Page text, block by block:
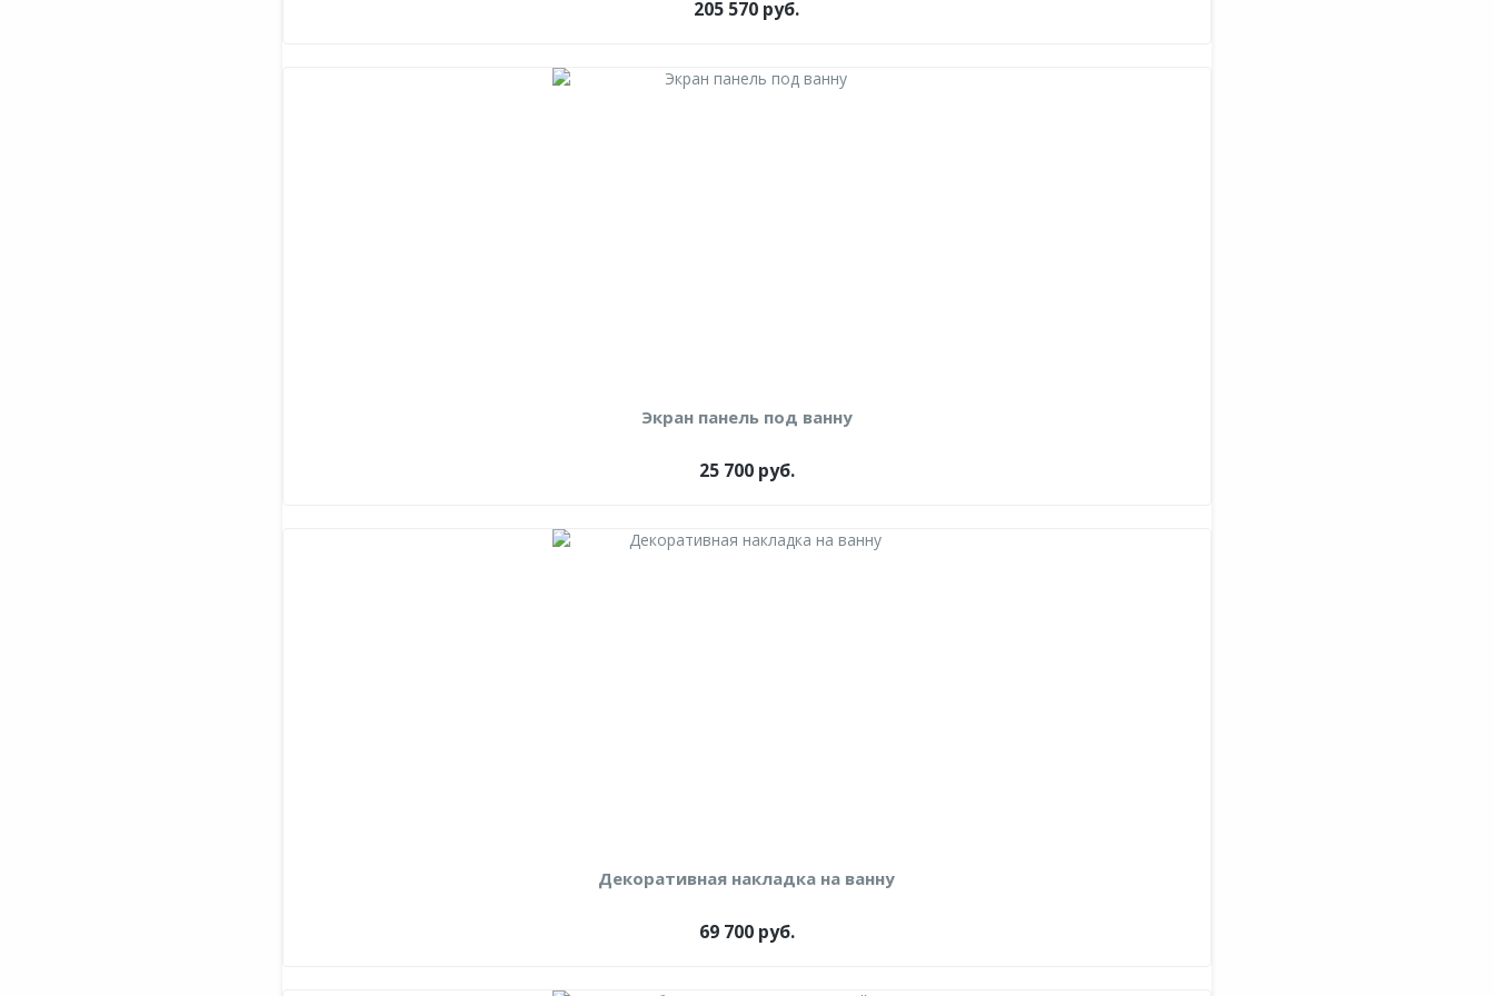
205 570 руб.
Экран панель под ванну
25 700 руб.
Декоративная накладка на ванну
69 700 руб.